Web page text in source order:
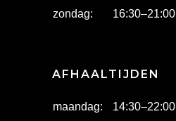
zondag:
16:30–21:00
AFHAALTIJDEN
maandag: 14:30–22:00